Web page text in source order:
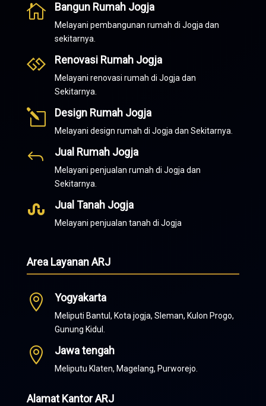
 Bangun Rumah Jogja
Melayani pembangunan rumah di Jogja dan
sekitarnya.
 Renovasi Rumah Jogja
Melayani renovasi rumah di Jogja dan
Sekitarnya.
l Design Rumah Jogja
Melayani design rumah di Jogja dan Sekitarnya.
J Jual Rumah Jogja
Melayani penjualan rumah di Jogja dan
Sekitarnya.
 Jual Tanah Jogja
Melayani penjualan tanah di Jogja
Area Layanan ARJ
 Yogyakarta
Meliputi Bantul, Kota jogja, Sleman, Kulon Progo,
Gunung Kidul.
 Jawa tengah
Meliputu Klaten, Magelang, Purworejo.
Alamat Kantor ARJ